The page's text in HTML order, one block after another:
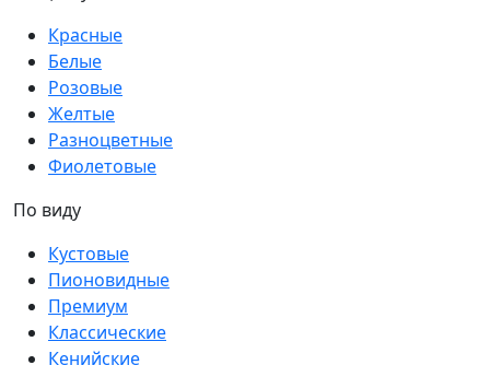
Красные
Белые
Розовые
Желтые
Разноцветные
Фиолетовые
По виду
Кустовые
Пионовидные
Премиум
Классические
Кенийские